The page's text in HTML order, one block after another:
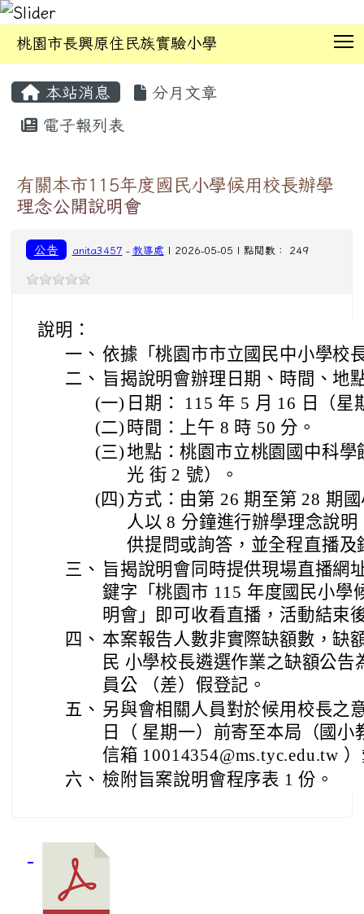
桃園市長興原住民族實驗小學
本站消息
分月文章
電子報列表
有關本市115年度國民小學候用校長辦學
理念公開說明會
公告 anita3457 - 教導處 | 2026-05-05 | 點閱數： 249
說明：
一、 依據「桃園市市立國民中小學校
二、 旨揭說明會辦理日期、時間、地
(一) 日期： 115 年 5 月 16 日（星
(二) 時間：上午 8 時 50 分。
(三)地點：桃園市立桃園國中科
光 街 2 號）。
(四) 方式：由第 26 期至第 28 期
人以 8 分鐘進行辦學理念說
供提問或詢答，並全程直播及
三、 旨揭說明會同時提供現場直播網
鍵字「桃園市 115 年度國民小學
明會」即可收看直播，活動結束
四、 本案報告人數非實際缺額數，缺
民 小學校長遴選作業之缺額公
員公 （差）假登記。
五、 另與會相關人員對於候用校長之
日（ 星期一）前寄至本局（國
信箱 10014354@ms.tyc.edu.tw
六、 檢附旨案說明會程序表 1 份。